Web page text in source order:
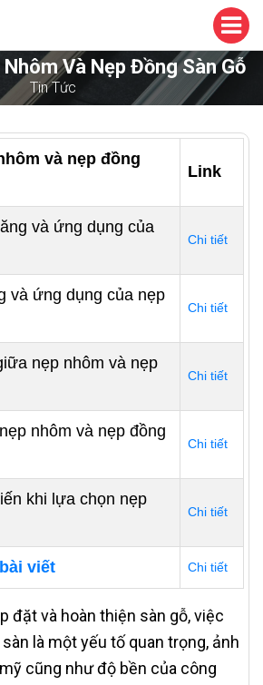
Và Nẹp Đồng Sàn Gỗ
Tin Tức
và nẹp đồng
Link
và ứng dụng của
Chi tiết
và ứng dụng của nẹp
Chi tiết
nẹp nhôm và nẹp
Chi tiết
nhôm và nẹp đồng
Chi tiết
khi lựa chọn nẹp
Chi tiết
viết Chi tiết
đặt và hoàn thiện sàn gỗ, việc
là một yếu tố quan trọng, ảnh
cũng như độ bền của công